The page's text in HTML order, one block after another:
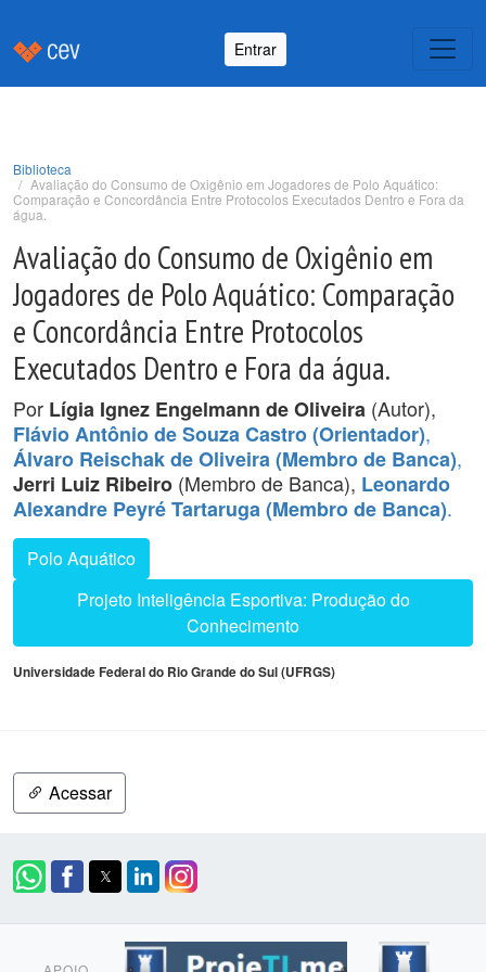
Entrar
Biblioteca
Avaliação do Consumo de Oxigênio em Jogadores de Polo Aquático:
Comparação e Concordância Entre Protocolos Executados Dentro e Fora da
água.
Avaliação do Consumo de Oxigênio em
Jogadores de Polo Aquático: Comparação
e Concordância Entre Protocolos
Executados Dentro e Fora da água.
Por Lígia Ignez Engelmann de Oliveira (Autor),
Flávio Antônio de Souza Castro (Orientador),
Álvaro Reischak de Oliveira (Membro de Banca),
Jerri Luiz Ribeiro (Membro de Banca), Leonardo
Alexandre Peyré Tartaruga (Membro de Banca).
Polo Aquático
Projeto Inteligência Esportiva: Produção do
Conhecimento
Universidade Federal do Rio Grande do Sul (UFRGS)
Acessar